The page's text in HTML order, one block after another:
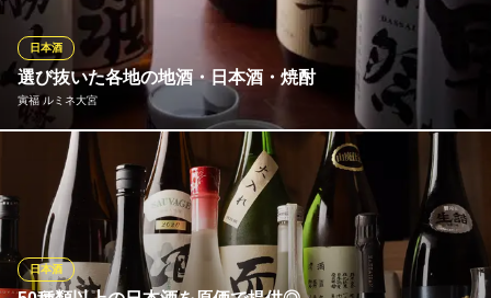
いただける銘酒にきっと出会えます。 こだわりの京料理と日本酒
は相性抜群ですので、是非お料理とともにご堪能下さい。
全席個室 じぶんどき 大宮東口駅前店
日本酒 創作和食 個室
ＪＲ大宮駅東口 徒歩1分
埼玉県さいたま市大宮区大門町1-93 大宮大門町ビル5F
選び抜いた各地の地酒・日本酒・焼酎
寅福 ルミネ大宮
日本酒
華やかな香りとすっきりと味わいが人気の「獺祭」や、米の旨味
と風味がしっかりしてキレのある「勝山 緑」など、厳選した日本
酒や焼酎などを多数取り揃えております。和の食事に合うワイン
や女性に人気のある果実酒などもご用意しております。
寅福 ルミネ大宮
日本酒